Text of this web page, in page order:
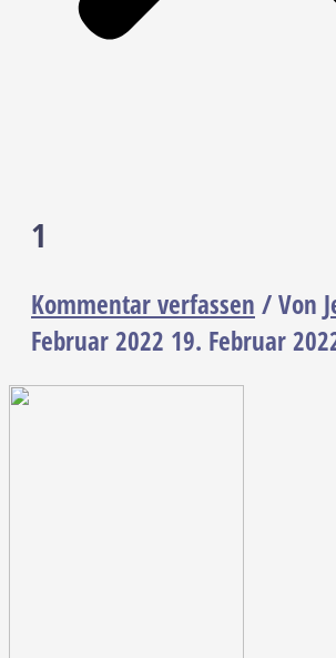
1
Kommentar verfassen / Von
Februar 2022 19. Februar